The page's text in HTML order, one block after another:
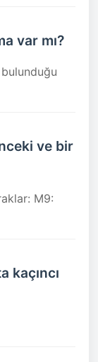
var mı?
ve bir
M9:
kaçıncı